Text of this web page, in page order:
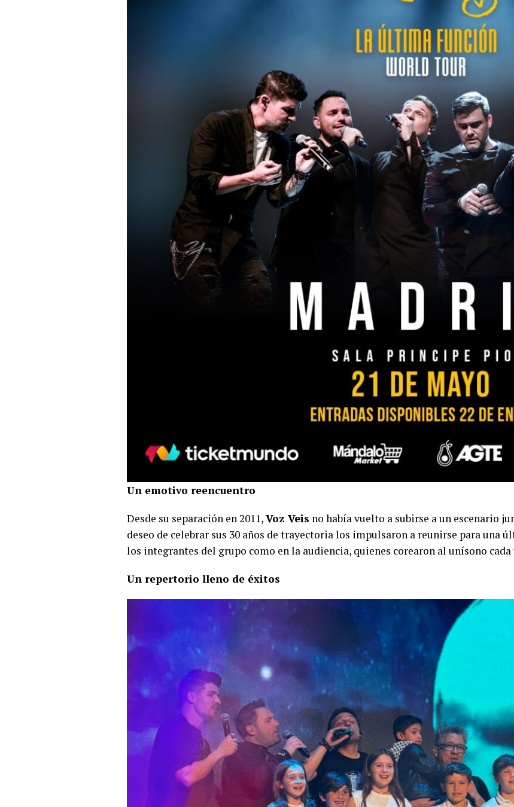
Un emotivo reencuentro
Desde su separación en 2011,Voz Veis no había vuelto a subirse a un escenario
deseo de celebrar sus 30 años de trayectoria los impulsaron a reunirse para una
los integrantes del grupo como en la audiencia, quienes corearon al unísono cada
Un repertorio lleno de éxitos